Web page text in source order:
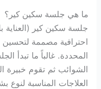
ما هي جلسة سكين كير؟
جلسة سكين كير (العناية
احترافية مصممة
المحددة. غالباً ما تبدأ
الشوائب ثم تقوم خبيرة
العلاجات المناسبة لنوع